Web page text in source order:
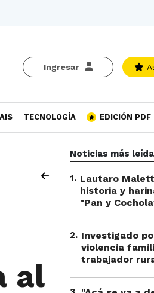
Ingresar
TECNOLOGÍA EDICIÓN PDF
al
Noticias más
1. Lautaro
historia y
"Pan y
2. Investigado
violencia
trabajador